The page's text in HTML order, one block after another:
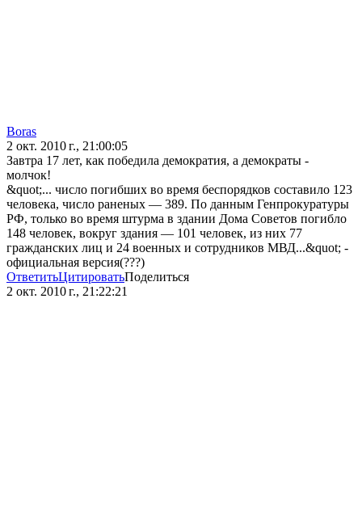
Boras
2 окт. 2010 г., 21:00:05
Завтра 17 лет, как победила демократия, а демократы -
молчок!
&quot;... число погибших во время беспорядков составило 123
человека, число раненых — 389. По данным Генпрокуратуры
РФ, только во время штурма в здании Дома Советов погибло
148 человек, вокруг здания — 101 человек, из них 77
гражданских лиц и 24 военных и сотрудников МВД...&quot; -
официальная версия(???)
ОтветитьЦитироватьПоделиться
2 окт. 2010 г., 21:22:21